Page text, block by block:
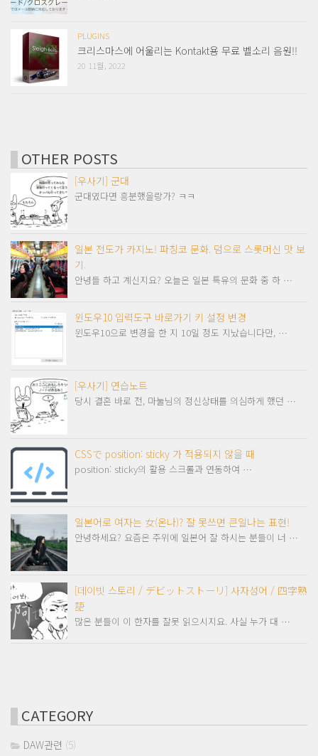
PLUGINS
크리스마스에 어울리는 Kontakt용 무료 벨소리 음원!!
20 11월, 2022
OTHER POSTS
[우사기] 군대
군대였다면 흥분했을랑가? ㅋㅋ
일본 전도가 카지노! 파칭코 문화. 덤으로 스롯머신 맛 보
기.
안녕들 하고 계신지요? 오늘은 일본 특유의 문화 중 하 …
윈도우10 입력도구 바로가기 키 설정 변경
윈도우10으로 변경을 한 지 10일 정도 지났습니다만, …
[우사기] 연습노트
당시 결혼 바로 전, 마눌님의 정신상태를 의심하게 했던 …
CSSで position: sticky 가 적용되지 않을 때
position: sticky의 활용 스크롤과 연동하여 …
일본어로 여자는 女(온나)? 잘 못쓰면 큰일나는 표현!
안녕하세요? 요즘은 주위에 일본어 잘 하시는 분들이 너 …
[데이빗 스토리 / デビットストーリ] 사자성어 / 四字熟
語
많은 분들이 이 한자를 잘못 읽으시지요. 사실 누가 대 …
CATEGORY
DAW관련 (5)